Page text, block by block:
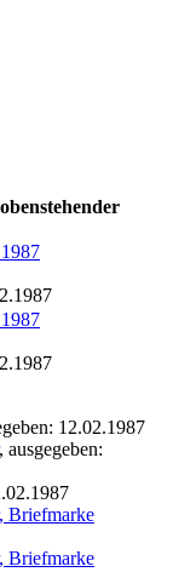
12.02.1987
, ausgegeben:
Briefmarke
Briefmarke